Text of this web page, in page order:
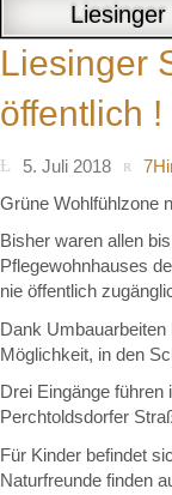
Liesinger
öffentlich !
5. Juli 2018
Grüne Wohlfühlzone
Bisher waren allen
Pflegewohnhauses
nie öffentlich
Dank
Möglichkeit, in den
Drei Eingänge führen
Perchtoldsdorfer
Für Kinder befindet
Naturfreunde finden